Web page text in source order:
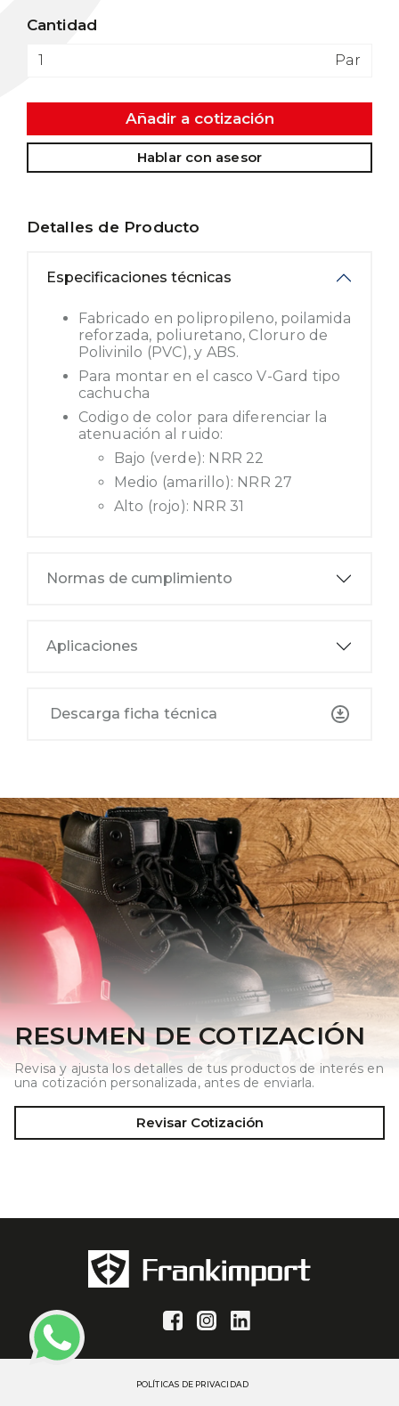
Cantidad
Par
Añadir a cotización
Hablar con asesor
Detalles de Producto
Especificaciones técnicas
Fabricado en polipropileno, poilamida
reforzada, poliuretano, Cloruro de
Polivinilo (PVC), y ABS.
Para montar en el casco V-Gard tipo
cachucha
Codigo de color para diferenciar la
atenuación al ruido:
Bajo (verde): NRR 22
Medio (amarillo): NRR 27
Alto (rojo): NRR 31
Normas de cumplimiento
Aplicaciones
Descarga ficha técnica
RESUMEN DE COTIZACIÓN
Revisa y ajusta los detalles de tus productos de interés en
una cotización personalizada, antes de enviarla.
Revisar Cotización
POLÍTICAS DE PRIVACIDAD